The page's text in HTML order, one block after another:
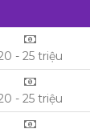
- 25 triệu
- 25 triệu